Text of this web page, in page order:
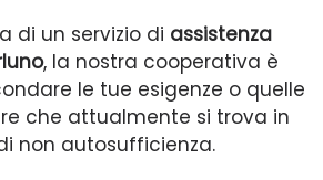
di un servizio di assistenza
, la nostra cooperativa è
le tue esigenze o quelle
che attualmente si trova in
non autosufficienza.